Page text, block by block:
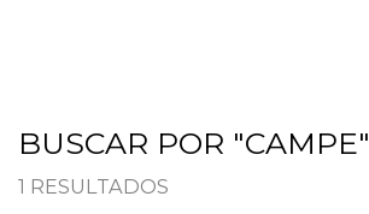
BUSCAR POR "CAMPE"
1 RESULTADOS